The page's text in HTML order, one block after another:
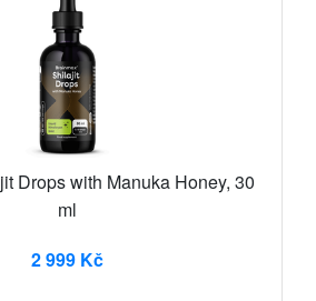
Drops with Manuka Honey, 30
ml
2 999 Kč